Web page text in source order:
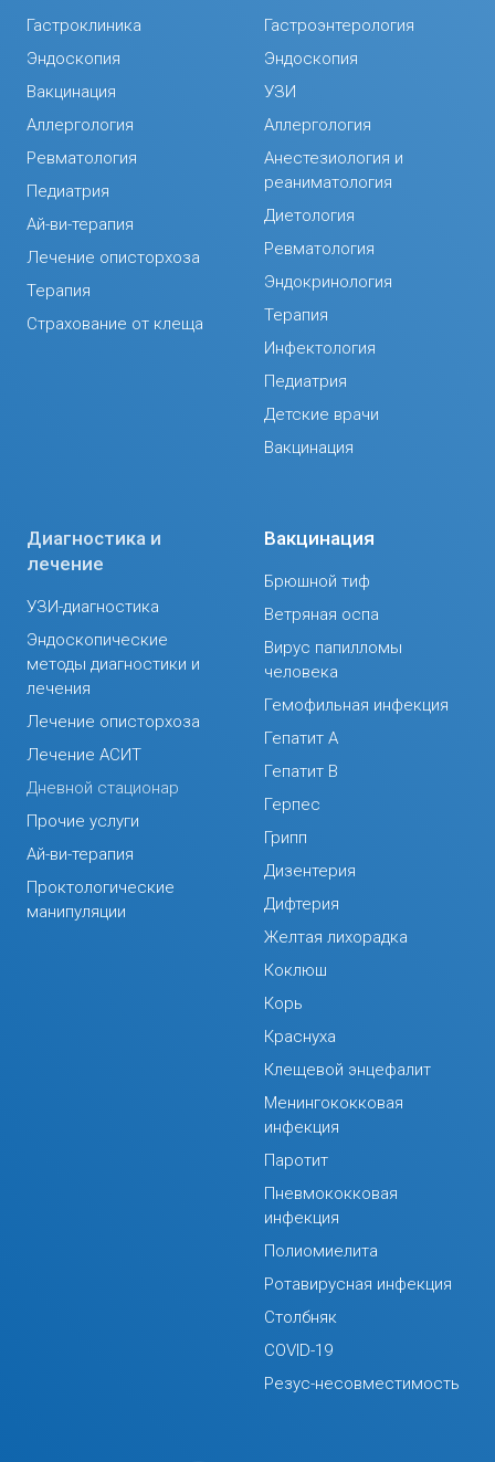
Гастроклиника
Эндоскопия
Вакцинация
Аллергология
Ревматология
Педиатрия
Ай-ви-терапия
Лечение описторхоза
Терапия
Страхование от клеща
Гастроэнтерология
Эндоскопия
УЗИ
Аллергология
Анестезиология и
реаниматология
Диетология
Ревматология
Эндокринология
Терапия
Инфектология
Педиатрия
Детские врачи
Вакцинация
Диагностика и
лечение
УЗИ-диагностика
Эндоскопические
методы диагностики и
лечения
Лечение описторхоза
Лечение АСИТ
Дневной стационар
Прочие услуги
Ай-ви-терапия
Проктологические
манипуляции
Вакцинация
Брюшной тиф
Ветряная оспа
Вирус папилломы
человека
Гемофильная инфекция
Гепатит А
Гепатит В
Герпес
Грипп
Дизентерия
Дифтерия
Желтая лихорадка
Коклюш
Корь
Краснуха
Клещевой энцефалит
Менингококковая
инфекция
Паротит
Пневмококковая
инфекция
Полиомиелита
Ротавирусная инфекция
Столбняк
COVID-19
Резус-несовместимость